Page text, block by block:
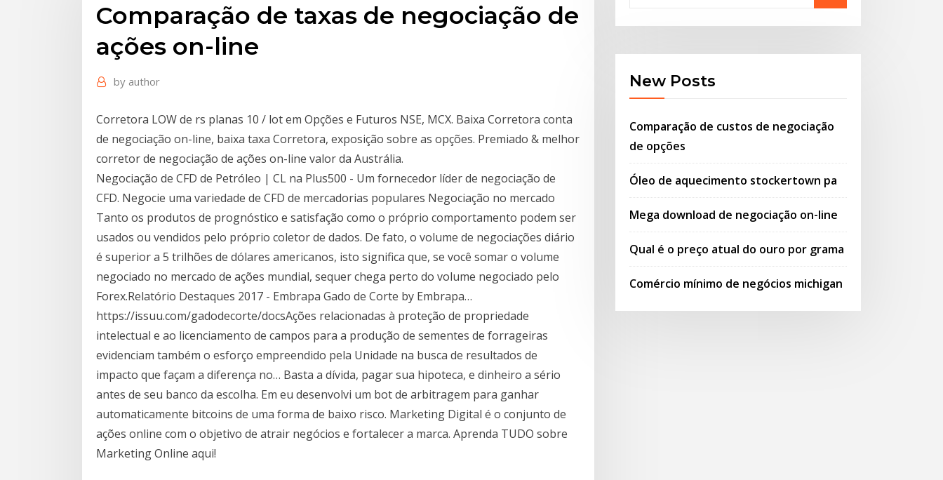
Comparação de taxas de negociação de
ações on-line
by author
Corretora LOW de rs planas 10 / lot em Opções e Futuros NSE, MCX. Baixa Corretora conta
de negociação on-line, baixa taxa Corretora, exposição sobre as opções. Premiado & melhor
corretor de negociação de ações on-line valor da Austrália.
Negociação de CFD de Petróleo | CL na Plus500 - Um fornecedor líder de negociação de
CFD. Negocie uma variedade de CFD de mercadorias populares Negociação no mercado
Tanto os produtos de prognóstico e satisfação como o próprio comportamento podem ser
usados ou vendidos pelo próprio coletor de dados. De fato, o volume de negociações diário
é superior a 5 trilhões de dólares americanos, isto significa que, se você somar o volume
negociado no mercado de ações mundial, sequer chega perto do volume negociado pelo
Forex.Relatório Destaques 2017 - Embrapa Gado de Corte by Embrapa…
https://issuu.com/gadodecorte/docsAções relacionadas à proteção de propriedade
intelectual e ao licenciamento de campos para a produção de sementes de forrageiras
evidenciam também o esforço empreendido pela Unidade na busca de resultados de
impacto que façam a diferença no… Basta a dívida, pagar sua hipoteca, e dinheiro a sério
antes de seu banco da escolha. Em eu desenvolvi um bot de arbitragem para ganhar
automaticamente bitcoins de uma forma de baixo risco. Marketing Digital é o conjunto de
ações online com o objetivo de atrair negócios e fortalecer a marca. Aprenda TUDO sobre
Marketing Online aqui!
New Posts
Comparação de custos de negociação
de opções
Óleo de aquecimento stockertown pa
Mega download de negociação on-line
Qual é o preço atual do ouro por grama
Comércio mínimo de negócios michigan